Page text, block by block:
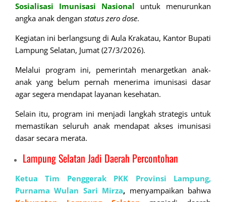
Sosialisasi Imunisasi Nasional untuk menurunkan
angka anak dengan status zero dose.
Kegiatan ini berlangsung di Aula Krakatau, Kantor Bupati
Lampung Selatan, Jumat (27/3/2026).
Melalui program ini, pemerintah menargetkan anak-
anak yang belum pernah menerima imunisasi dasar
agar segera mendapat layanan kesehatan.
Selain itu, program ini menjadi langkah strategis untuk
memastikan seluruh anak mendapat akses imunisasi
dasar secara merata.
Lampung Selatan Jadi Daerah Percontohan
Ketua Tim Penggerak PKK Provinsi Lampung,
Purnama Wulan Sari Mirza, menyampaikan bahwa